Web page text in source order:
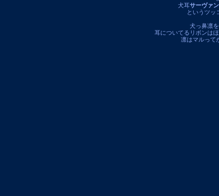
犬耳サーヴァ
というツッ
犬っ鼻凛
耳についてるリボンは
凛はマルって